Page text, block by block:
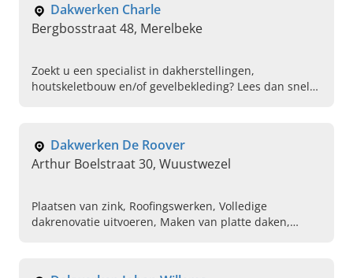
Dakwerken Charle
Bergbosstraat 48, Merelbeke
Zoekt u een specialist in dakherstellingen,
houtskeletbouw en/of gevelbekleding? Lees dan snel
Dakwerken De Roover
Arthur Boelstraat 30, Wuustwezel
Plaatsen van zink, Roofingswerken, Volledige
dakrenovatie uitvoeren, Maken van platte daken,